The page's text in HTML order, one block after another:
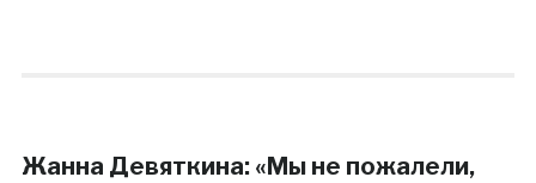
Жанна Девяткина: «Мы не пожалели,